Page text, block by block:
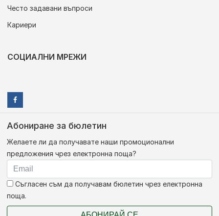
Често задавани въпроси
Кариери
СОЦИАЛНИ МРЕЖИ
Абониране за бюлетин
Желаете ли да получавате наши промоционални
предложения чрез електронна поща?
Съгласен съм да получавам бюлетин чрез електронна
поща.